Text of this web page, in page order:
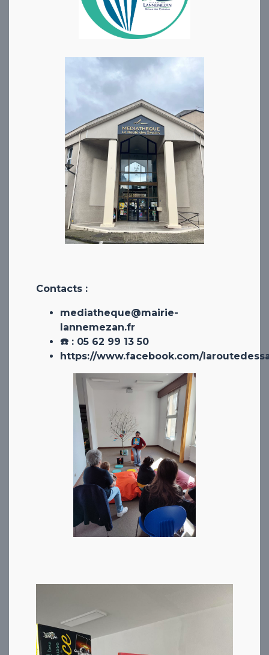
Contacts :
mediatheque@mairie-
lannemezan.fr
☎️ : 05 62 99 13 50
https://www.facebook.com/